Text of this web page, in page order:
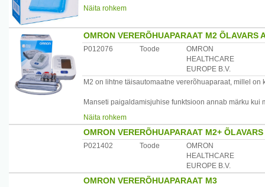
Maaletooja AS Mefo, tel.6707077, www.mefo.ee
Näita rohkem
OMRON VERERÕHUAPARAAT M2 ÕLAVARS
P012076 Toode
OMRON
HEALTHCARE
EUROPE B.V.
M2 on lihtne täisautomaatne vererõhuaparaat, millel
Manseti paigaldamisjuhise funktsioon annab märku kui
Mälus olevate eelmiste mõõtmiste järgi on hea
Komplektis sisaldub:
Patareide komplekt (4xAAA)
Aparaadi hoiulaegas (riidest)
Näita rohkem
OMRON VERERÕHUAPARAAT M2+
P021402 Toode
OMRON
HEALTHCARE
EUROPE B.V.
OMRON VERERÕHUAPARAAT M3